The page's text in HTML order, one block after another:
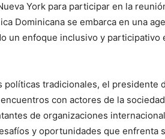
York para participar en la
Dominicana se embarca en una
un enfoque inclusivo y participativo
políticas tradicionales, el presidente
con actores de la
de organizaciones
y oportunidades que enfrenta